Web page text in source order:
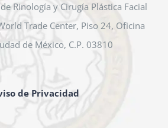
Rinología y Cirugía Plástica Facial
Trade Center, Piso 24, Oficina
de México, C.P. 03810
de Privacidad